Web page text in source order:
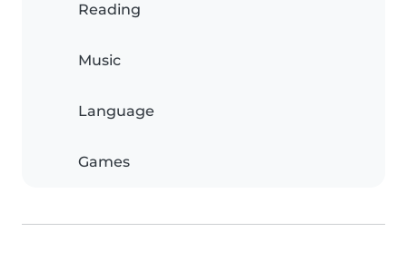
Reading
Music
Language
Games